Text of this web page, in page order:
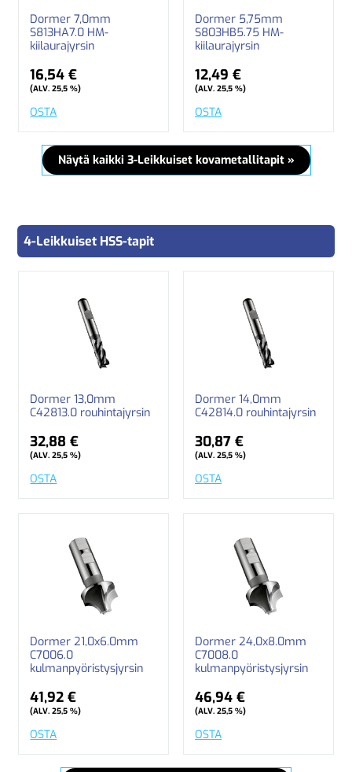
Dormer 7,0mm
S813HA7.0 HM-
kiilaurajyrsin
16,54 €
(ALV. 25,5 %)
OSTA
Dormer 5,75mm
S803HB5.75 HM-
kiilaurajyrsin
12,49 €
(ALV. 25,5 %)
OSTA
Näytä kaikki 3-Leikkuiset kovametallitapit »
4-Leikkuiset HSS-tapit
Dormer 13,0mm
C42813.0 rouhintajyrsin
32,88 €
(ALV. 25,5 %)
OSTA
Dormer 14,0mm
C42814.0 rouhintajyrsin
30,87 €
(ALV. 25,5 %)
OSTA
Dormer 21,0x6.0mm
C7006.0
kulmanpyöristysjyrsin
41,92 €
(ALV. 25,5 %)
OSTA
Dormer 24,0x8.0mm
C7008.0
kulmanpyöristysjyrsin
46,94 €
(ALV. 25,5 %)
OSTA